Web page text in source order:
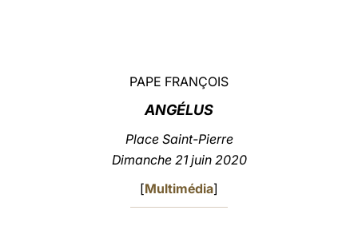
PAPE FRANÇOIS
ANGÉLUS
PlaceSaint-Pierre
Dimanche 21 juin 2020
[Multimédia]